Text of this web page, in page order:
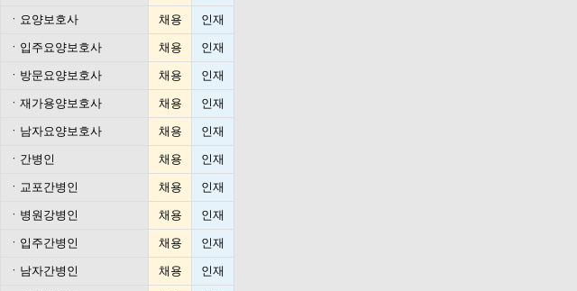
ㆍ 요양보호사 채용 인재
ㆍ 입주요양보호사 채용 인재
ㆍ 방문요양보호사 채용 인재
ㆍ 재가용양보호사 채용 인재
ㆍ 남자요양보호사 채용 인재
ㆍ 간병인 채용 인재
ㆍ 교포간병인 채용 인재
ㆍ 병원강병인 채용 인재
ㆍ 입주간병인 채용 인재
ㆍ 남자간병인 채용 인재